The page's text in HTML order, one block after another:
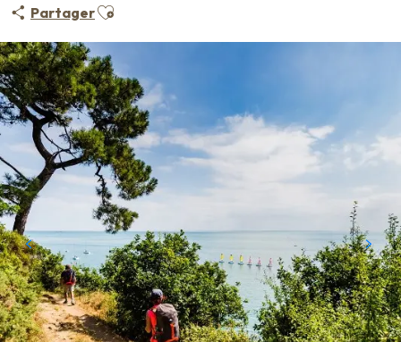
PartagerAjouter aux favoris